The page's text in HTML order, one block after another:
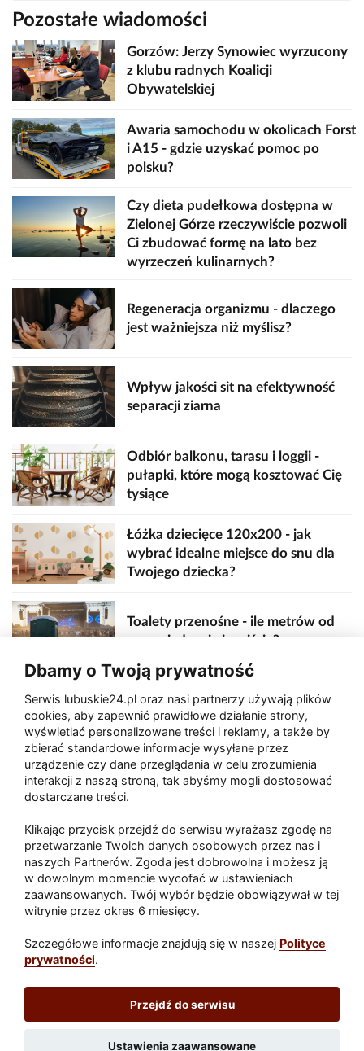
Pozostałe wiadomości
Gorzów: Jerzy Synowiec wyrzucony
z klubu radnych Koalicji
Obywatelskiej
Awaria samochodu w okolicach Forst
i A15 - gdzie uzyskać pomoc po
polsku?
Czy dieta pudełkowa dostępna w
Zielonej Górze rzeczywiście pozwoli
Ci zbudować formę na lato bez
wyrzeczeń kulinarnych?
Regeneracja organizmu - dlaczego
jest ważniejsza niż myślisz?
Wpływ jakości sit na efektywność
separacji ziarna
Odbiór balkonu, tarasu i loggii -
pułapki, które mogą kosztować Cię
tysiące
Łóżka dziecięce 120x200 - jak
wybrać idealne miejsce do snu dla
Twojego dziecka?
Toalety przenośne - ile metrów od
sceny, jedzenia i wejścia?
Zaatakował seniora na "kwadracie"
Akcja po pożarze w Gorzowie.
Ruszyła rozbiórka ściany spalonej
Paliwa
Raport Dodaj raport
Sport
Lubuskie24.pl
Redakcja
Dbamy o Twoją prywatność
Serwis lubuskie24.pl oraz nasi partnerzy używają plików
cookies, aby zapewnić prawidłowe działanie strony,
wyświetlać personalizowane treści i reklamy, a także by
zbierać standardowe informacje wysyłane przez
urządzenie czy dane przeglądania w celu zrozumienia
interakcji z naszą stroną, tak abyśmy mogli dostosować
dostarczane treści.
Klikając przycisk przejdź do serwisu wyrażasz zgodę na
przetwarzanie Twoich danych osobowych przez nas i
naszych Partnerów. Zgoda jest dobrowolna i możesz ją
w dowolnym momencie wycofać w ustawieniach
zaawansowanych. Twój wybór będzie obowiązywał w tej
witrynie przez okres 6 miesięcy.
Szczegółowe informacje znajdują się w naszej Polityce
prywatności.
Przejdź do serwisu
Ustawienia zaawansowane